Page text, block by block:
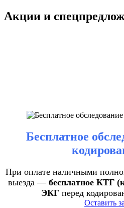
Акции и
Бесплатное
При оплате наличными
выезда — бесплатное КТГ
ЭКГперед
Оставить